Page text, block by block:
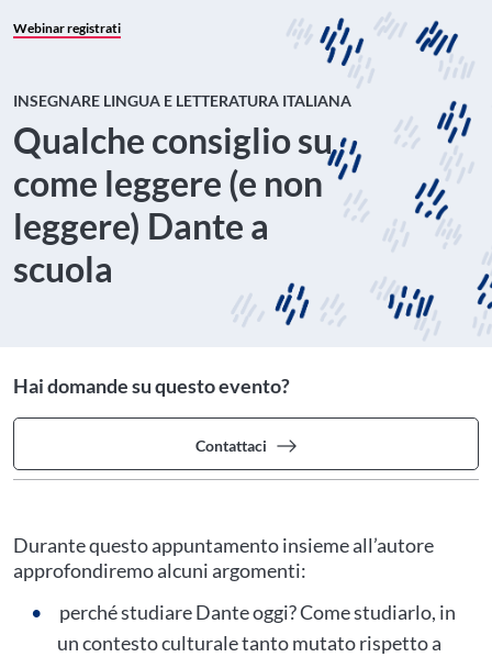
Webinar registrati
INSEGNARE LINGUA E LETTERATURA ITALIANA
Qualche consiglio su
come leggere (e non
leggere) Dante a
scuola
Hai domande su questo evento?
Contattaci
Durante questo appuntamento insieme all’autore
approfondiremo alcuni argomenti:
perché studiare Dante oggi? Come studiarlo, in
un contesto culturale tanto mutato rispetto a